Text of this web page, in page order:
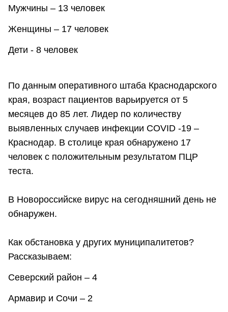
Мужчины – 13 человек
Женщины – 17 человек
Дети - 8 человек
По данным оперативного штаба Краснодарского
края, возраст пациентов варьируется от 5
месяцев до 85 лет. Лидер по количеству
выявленных случаев инфекции COVID -19 –
Краснодар. В столице края обнаружено 17
человек с положительным результатом ПЦР
теста.
В Новороссийске вирус на сегодняшний день не
обнаружен.
Как обстановка у других муниципалитетов?
Рассказываем:
Северский район – 4
Армавир и Сочи – 2